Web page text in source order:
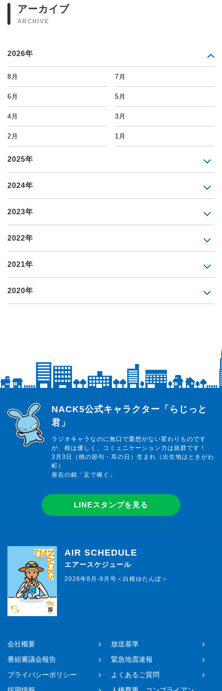
アーカイブ
ARCHIVE
2026年
8月 7月
6月 5月
4月 3月
2月 1月
2025年
2024年
2023年
2022年
2021年
2020年
らじっと君
NACK5公式キャラクター「らじっと
君」
ラジオキャラなのに無口で愛想がない変わりものです
が、根は優しく、コミュニケーション力は抜群です！
3月3日（桃の節句・耳の日）生まれ（出生地はときがわ
町）
座右の銘「足で稼ぐ」
LINEスタンプを見る
AIR SCHEDULE
エアースケジュール
2026年8月-9月号＜白根ゆたんぽ＞
会社概要
放送基準
番組審議会報告
緊急地震速報
プライバシーポリシー
よくあるご質問